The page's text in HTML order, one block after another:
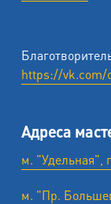
https://vk.com/
Адреса
м. "Удельная",
м. "Пр.